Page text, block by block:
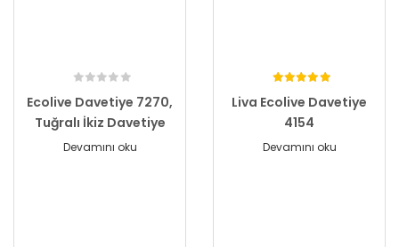
Ecolive Davetiye 7270,
Tuğralı İkiz Davetiye
Devamını oku
Liva Ecolive Davetiye
4154
Devamını oku